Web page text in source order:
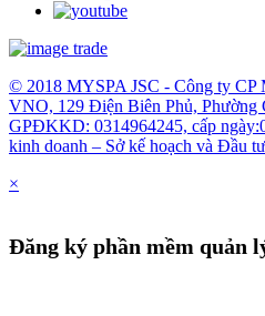
© 2018 MYSPA JSC - Công ty CP
VNO, 129 Điện Biên Phủ,
GPĐKKD: 0314964245, cấp
kinh doanh – Sở kế hoạch và Đầu
×
Đăng ký phần mềm quản